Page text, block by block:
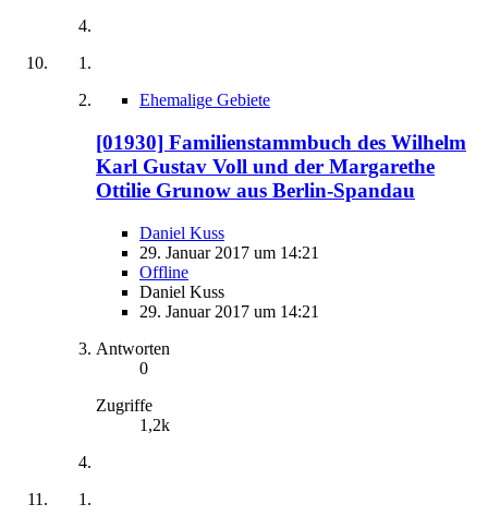
Ehemalige Gebiete
[01930] Familienstammbuch des Wilhelm
Karl Gustav Voll und der Margarethe
Ottilie Grunow aus Berlin-Spandau
Daniel Kuss
29. Januar 2017 um 14:21
Offline
Daniel Kuss
29. Januar 2017 um 14:21
Antworten
0
Zugriffe
1,2k